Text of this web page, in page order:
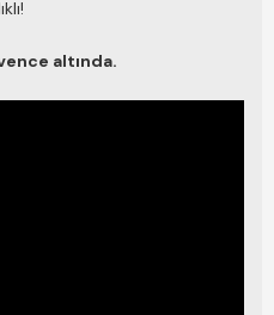
altında.